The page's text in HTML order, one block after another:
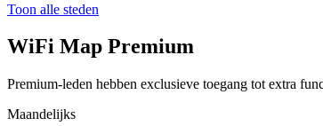
Toon alle steden
WiFi Map Premium
Premium-leden hebben exclusieve toegang tot extra
Maandelijks